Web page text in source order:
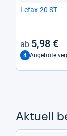
Lefax 20 ST
5,98 €
4 Angebote
Aktu­ell